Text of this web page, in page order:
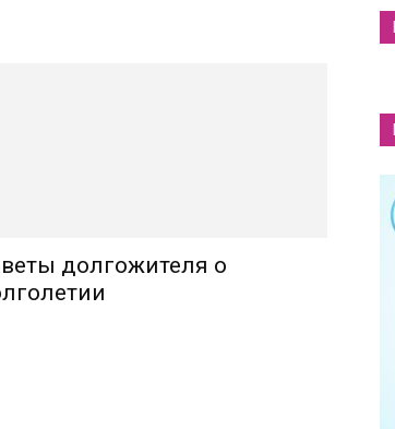
долгожителя о